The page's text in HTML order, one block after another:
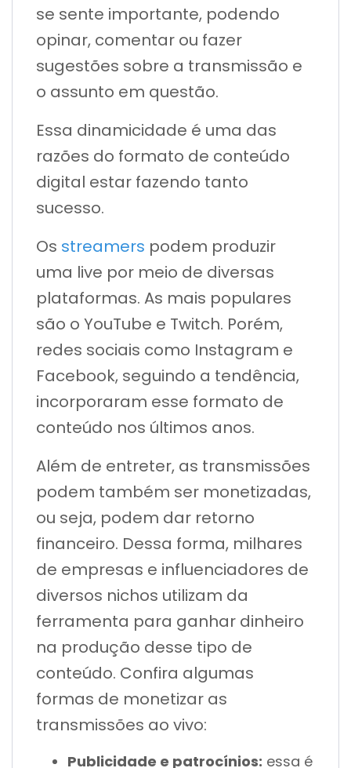
se sente importante, podendo
opinar, comentar ou fazer
sugestões sobre a transmissão e
o assunto em questão.
Essa dinamicidade é uma das
razões do formato de conteúdo
digital estar fazendo tanto
sucesso.
Os streamers podem produzir
uma live por meio de diversas
plataformas. As mais populares
são o YouTube e Twitch. Porém,
redes sociais como Instagram e
Facebook, seguindo a tendência,
incorporaram esse formato de
conteúdo nos últimos anos.
Além de entreter, as transmissões
podem também ser monetizadas,
ou seja, podem dar retorno
financeiro. Dessa forma, milhares
de empresas e influenciadores de
diversos nichos utilizam da
ferramenta para ganhar dinheiro
na produção desse tipo de
conteúdo. Confira algumas
formas de monetizar as
transmissões ao vivo:
Publicidade e patrocínios: essa é